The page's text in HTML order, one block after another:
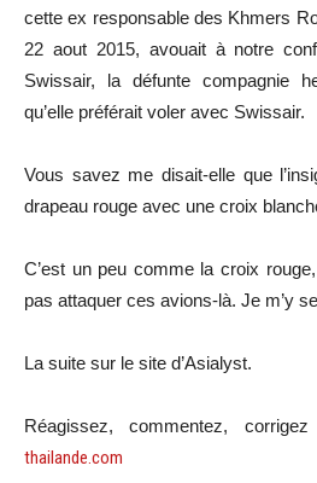
cette ex responsable des Khmers
22 aout 2015, avouait à notre
Swissair, la défunte compagnie
qu’elle préférait voler avec Swissair.
Vous savez me disait-elle que
drapeau rouge avec une croix
C’est un peu comme la croix
pas attaquer ces avions-là. Je m’y
La suite sur le site d’Asialyst.
Réagissez, commentez,
thailande.com